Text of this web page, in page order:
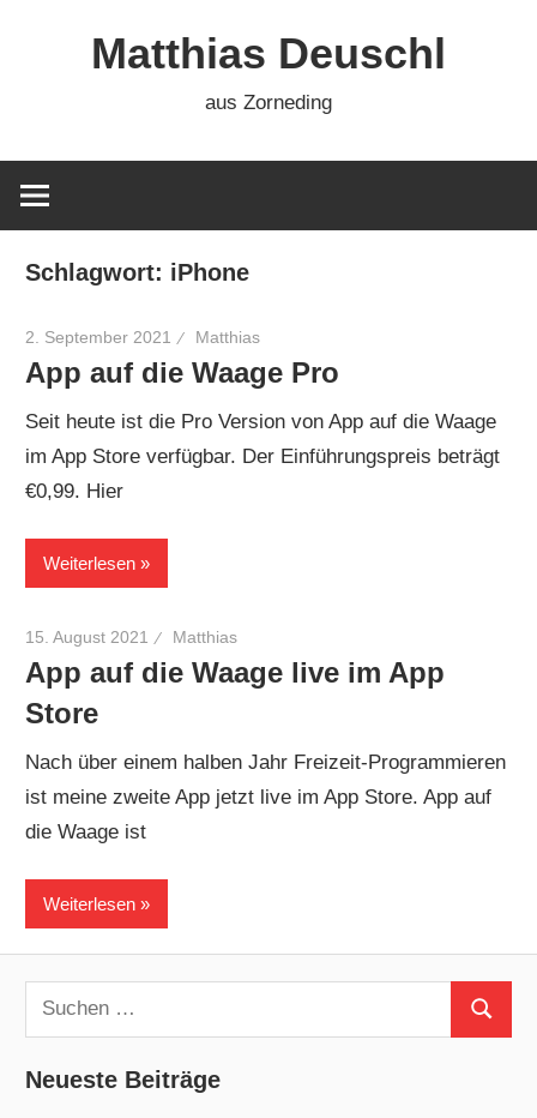
Matthias Deuschl
aus Zorneding
Schlagwort: iPhone
2. September 2021 Matthias
App auf die Waage Pro
Seit heute ist die Pro Version von App auf die Waage
im App Store verfügbar. Der Einführungspreis beträgt
€0,99. Hier
Weiterlesen
15. August 2021 Matthias
App auf die Waage live im App
Store
Nach über einem halben Jahr Freizeit-Programmieren
ist meine zweite App jetzt live im App Store. App auf
die Waage ist
Weiterlesen
Suchen
nach:
Suchen
Neueste Beiträge